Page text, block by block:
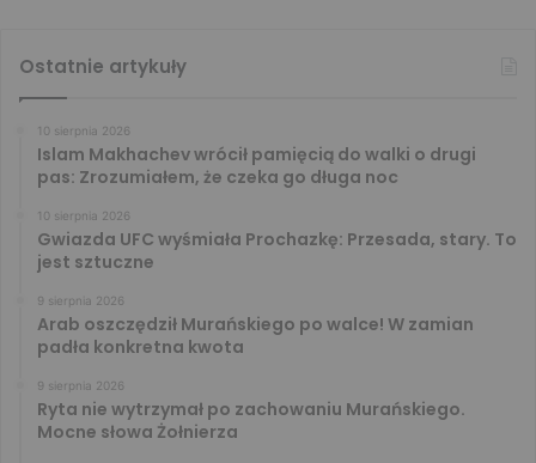
Ostatnie artykuły
10 sierpnia 2026
Islam Makhachev wrócił pamięcią do walki o drugi
pas: Zrozumiałem, że czeka go długa noc
10 sierpnia 2026
Gwiazda UFC wyśmiała Prochazkę: Przesada, stary. To
jest sztuczne
9 sierpnia 2026
Arab oszczędził Murańskiego po walce! W zamian
padła konkretna kwota
9 sierpnia 2026
Ryta nie wytrzymał po zachowaniu Murańskiego.
Mocne słowa Żołnierza